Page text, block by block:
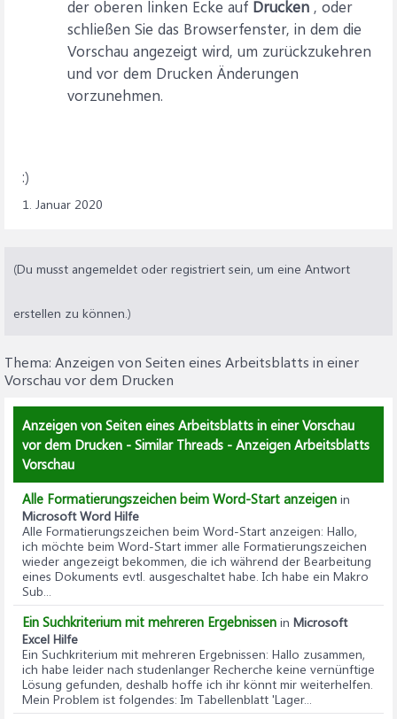
der oberen linken Ecke auf Drucken , oder
schließen Sie das Browserfenster, in dem die
Vorschau angezeigt wird, um zurückzukehren
und vor dem Drucken Änderungen
vorzunehmen.
:)
1. Januar 2020
(Du musst angemeldet oder registriert sein, um eine Antwort
erstellen zu können.)
Thema: Anzeigen von Seiten eines Arbeitsblatts in einer
Vorschau vor dem Drucken
Anzeigen von Seiten eines Arbeitsblatts in einer Vorschau
vor dem Drucken - Similar Threads - Anzeigen Arbeitsblatts
Vorschau
Alle Formatierungszeichen beim Word-Start anzeigen in
Microsoft Word Hilfe
Alle Formatierungszeichen beim Word-Start anzeigen: Hallo,
ich möchte beim Word-Start immer alle Formatierungszeichen
wieder angezeigt bekommen, die ich während der Bearbeitung
eines Dokuments evtl. ausgeschaltet habe. Ich habe ein Makro
Sub...
Ein Suchkriterium mit mehreren Ergebnissen in Microsoft
Excel Hilfe
Ein Suchkriterium mit mehreren Ergebnissen: Hallo zusammen,
ich habe leider nach studenlanger Recherche keine vernünftige
Lösung gefunden, deshalb hoffe ich ihr könnt mir weiterhelfen.
Mein Problem ist folgendes: Im Tabellenblatt 'Lager...